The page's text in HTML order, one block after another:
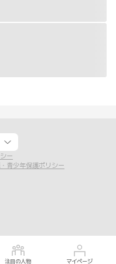
ー
青少年保護ポリシー
注目の人物 マイページ